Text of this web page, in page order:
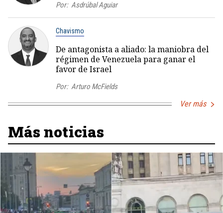
Por: Asdrúbal Aguiar
Chavismo
De antagonista a aliado: la maniobra del
régimen de Venezuela para ganar el
favor de Israel
Por: Arturo McFields
Ver más
Más noticias